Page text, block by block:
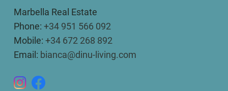
Marbella Real Estate
Phone: +34 951 566 092
Mobile: +34 672 268 892
Email: bianca@dinu-living.com